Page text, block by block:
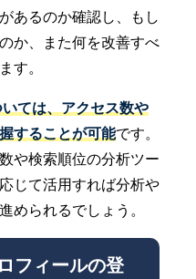
あるのか確認し、もし
か、また何を改善すべ
す。
ては、アクセス数や
することが可能です。
や検索順位の分析ツー
じて活用すれば分析や
められるでしょう。
フィールの登